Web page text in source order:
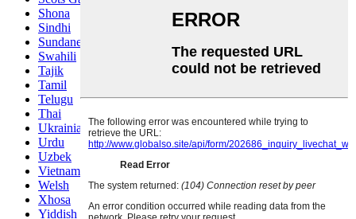
Shona
Sindhi
Sundanese
Swahili
Tajik
Tamil
Telugu
Thai
Ukrainian
Urdu
Uzbek
Vietnamese
Welsh
Xhosa
Yiddish